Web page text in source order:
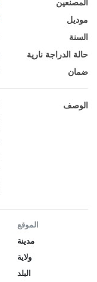
المصنعين
موديل
السنة
حالة الدراجة نارية
ضمان
الوصف
الموقع
مدينة
ولاية
البلد